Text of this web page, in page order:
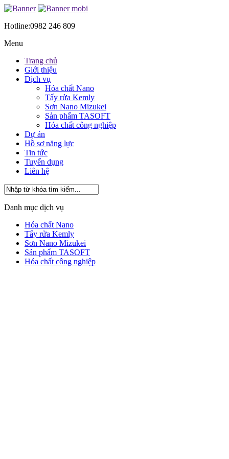
Hotline:0982 246 809
Menu
Trang chủ
Giới thiệu
Dịch vụ
Hóa chất Nano
Tẩy rửa Kemly
Sơn Nano Mizukei
Sản phẩm TASOFT
Hóa chất công nghiệp
Dự án
Hồ sơ năng lực
Tin tức
Tuyển dụng
Liên hệ
Danh mục dịch vụ
Hóa chất Nano
Tẩy rửa Kemly
Sơn Nano Mizukei
Sản phẩm TASOFT
Hóa chất công nghiệp